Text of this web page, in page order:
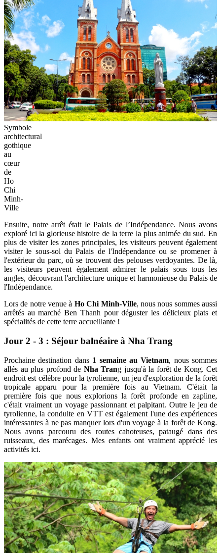
Symbole
architectural
gothique
au
cœur
de
Ho
Chi
Minh-
Ville
Ensuite, notre arrêt était le Palais de l’Indépendance. Nous avons
exploré ici la glorieuse histoire de la terre la plus animée du sud. En
plus de visiter les zones principales, les visiteurs peuvent également
visiter le sous-sol du Palais de l'Indépendance ou se promener à
l'extérieur du parc, où se trouvent des pelouses verdoyantes. De là,
les visiteurs peuvent également admirer le palais sous tous les
angles, découvrant l'architecture unique et harmonieuse du Palais de
l'Indépendance.
Lors de notre venue à Ho Chi Minh-Ville, nous nous sommes aussi
arrêtés au marché Ben Thanh pour déguster les délicieux plats et
spécialités de cette terre accueillante !
Jour 2 - 3 : Séjour balnéaire à Nha Trang
Prochaine destination dans 1 semaine au Vietnam, nous sommes
allés au plus profond de Nha Trang jusqu'à la forêt de Kong. Cet
endroit est célèbre pour la tyrolienne, un jeu d'exploration de la forêt
tropicale apparu pour la première fois au Vietnam. C'était la
première fois que nous explorions la forêt profonde en zapline,
c'était vraiment un voyage passionnant et palpitant. Outre le jeu de
tyrolienne, la conduite en VTT est également l'une des expériences
intéressantes à ne pas manquer lors d'un voyage à la forêt de Kong.
Nous avons parcouru des routes cahoteuses, pataugé dans des
ruisseaux, des marécages. Mes enfants ont vraiment apprécié les
activités ici.